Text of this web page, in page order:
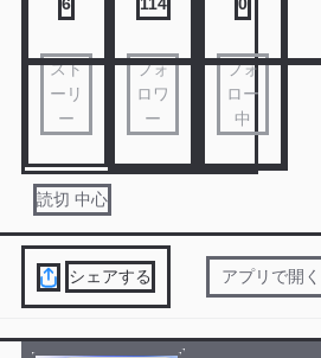
スト
ーリ
ー
フォ
ロワ
ー
フォ
ロー
中
読切 中心
シェアする アプリで開く